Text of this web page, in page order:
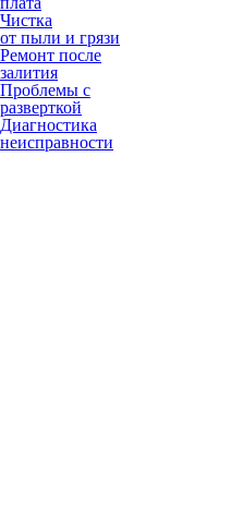
Чистка
от пыли и грязи
Ремонт после
залития
Проблемы с
разверткой
Диагностика
неисправности